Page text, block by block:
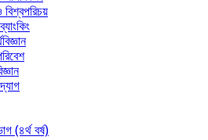
বিশ্বপরিচয়
(৪র্থ বর্ষ)